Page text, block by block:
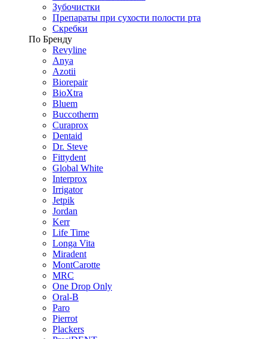
Зубочистки
Препараты при сухости полости рта
Скребки
По Бренду
Revyline
Anya
Azotii
Biorepair
BioXtra
Bluem
Buccotherm
Curaprox
Dentaid
Dr. Steve
Fittydent
Global White
Interprox
Irrigator
Jetpik
Jordan
Kerr
Life Time
Longa Vita
Miradent
MontCarotte
MRC
One Drop Only
Oral-B
Paro
Pierrot
Plackers